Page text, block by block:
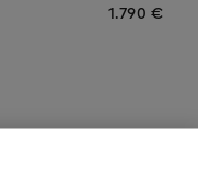
1.790 €